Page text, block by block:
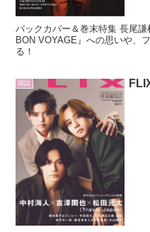
バックカバー＆巻末特集 長尾
BON VOYAGE』への思いや、
る！
雑誌